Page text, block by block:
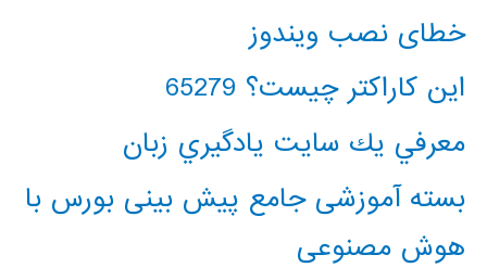
خطای نصب ویندوز
این کاراکتر چیست؟ 65279
معرفي يك سايت يادگيري زبان
بسته آموزشی جامع پیش بینی بورس با
هوش مصنوعی